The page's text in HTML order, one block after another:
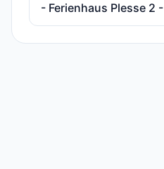
- Ferienhaus Plesse 2 -